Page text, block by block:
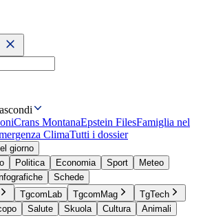
Crans MontanaEpstein FilesFamiglia nel
ClimaTutti i dossier
giorno
Politica Economia Sport
Meteo
Schede
TgcomLab TgcomMag
TgTech
Salute Skuola Cultura
Animali